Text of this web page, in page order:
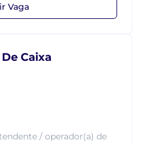
Vaga
Caixa
/ operador(a) de